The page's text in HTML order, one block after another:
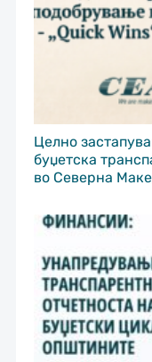
Целно
буџетска
во Северна